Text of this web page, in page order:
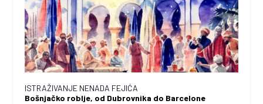
ISTRAŽIVANJE NENADA FEJIĆA
Bošnjačko roblje, od Dubrovnika do Barcelone